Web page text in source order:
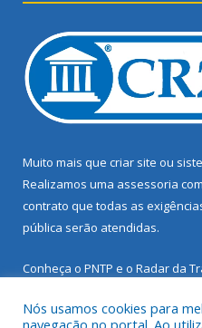
Muito mais que criar site ou
Realizamos uma assessoria
contrato que todas as
pública serão atendidas.
Conheça o PNTP e o Radar da
Nós usamos cookies para
navegação no portal. Ao